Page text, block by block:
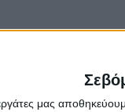
μαςΝΕΟΣ